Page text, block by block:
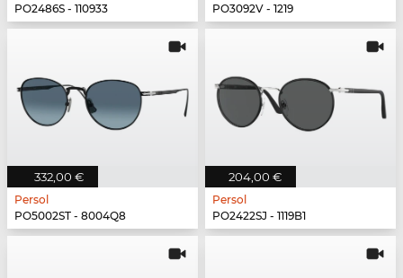
PO2486S - 110933
PO3092V - 1219
332,00 €
Persol
PO5002ST - 8004Q8
204,00 €
Persol
PO2422SJ - 1119B1